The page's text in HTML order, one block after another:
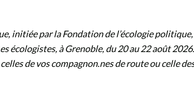
initiée par la Fondation de l’écologie politique,
écologistes, à Grenoble, du 20 au 22 août 2026.
de vos compagnon.nes de route ou celle